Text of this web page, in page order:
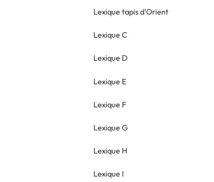
Lexique tapis d'Orient
Lexique C
Lexique D
Lexique E
Lexique F
Lexique G
Lexique H
Lexique I